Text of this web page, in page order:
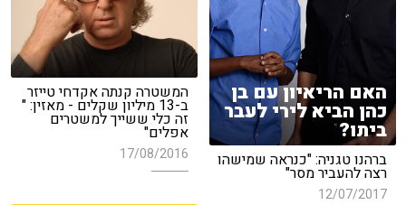
האם הריאיון עם בן
כהן הביא לירי לעבר
ביתו?
ברהנו טגניה: "כנראה שמישהו
רצה להעביר מסר"
12/07/2017
המשטרה קנתה אקדחי טייזר
ב-13 מיליון שקלים - מאזין: "
זה כלי ששייך למשטרים
אפלים"
17/08/2016